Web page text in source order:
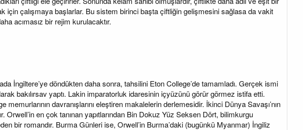
için çalışmaya başlarlar. Bu sistem birinci başta çiftliğin gelişmesini sağlasa da vakit
acımasız bir rejim kurulacaktır.
İngiltere’ye döndükten daha sonra, tahsilini Eton College’de tamamladı. Gerçek ismi
bakılırsav yaptı. Lakin imparatorluk idaresinin içyüzünü görür görmez istifa etti.
davranışlarını eleştiren makalelerin derlemesidir. İkinci Dünya Savaşı’nın
Orwell’in en çok tanınan yapıtlarından Bin Dokuz Yüz Seksen Dört, bilimkurgu
bir romandır. Burma Günleri ise, Orwell’in Burma’daki (bugünkü Myanmar) İngiliz